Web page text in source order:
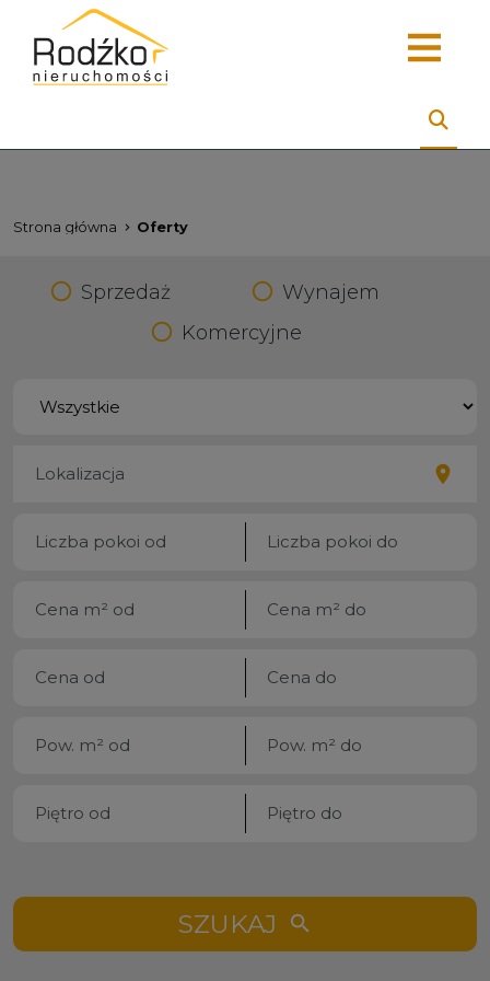
Strona główna Oferty
Sprzedaż
Wynajem
Komercyjne
SZUKAJ